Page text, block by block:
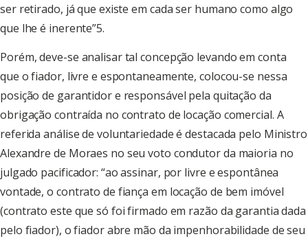
ser retirado, já que existe em cada ser humano como algo
que lhe é inerente”5.
Porém, deve-se analisar tal concepção levando em conta
que o fiador, livre e espontaneamente, colocou-se nessa
posição de garantidor e responsável pela quitação da
obrigação contraída no contrato de locação comercial. A
referida análise de voluntariedade é destacada pelo Ministro
Alexandre de Moraes no seu voto condutor da maioria no
julgado pacificador: “ao assinar, por livre e espontânea
vontade, o contrato de fiança em locação de bem imóvel
(contrato este que só foi firmado em razão da garantia dada
pelo fiador), o fiador abre mão da impenhorabilidade de seu